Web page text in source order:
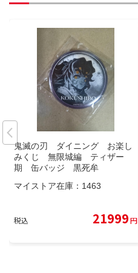
鬼滅の刃 ダイニング お楽し
みくじ 無限城編 ティザー
期 缶バッジ 黒死牟
マイストア在庫： 1463
税込 21999円